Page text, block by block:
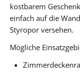
kostbarem
einfach auf die
Styropor versehen.
Mögliche